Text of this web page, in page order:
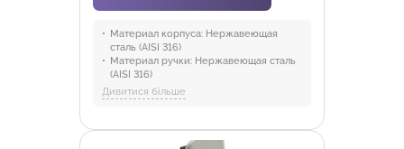
Материал корпуса: Нержавеющая
сталь (AISI 316)
Материал ручки: Нержавеющая сталь
(AISI 316)
Материал механизма:
Материал эксцентрика:
Материал уплотнителя:Полиуретан
Промышленность и
Дивитися більше